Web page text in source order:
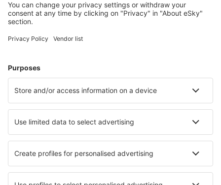
Hoteluri în Austria - Orașe populare
Hoteluri în Solden
Hoteluri în Hollersbach im Pinzgau Hoteluri în Brand
Hoteluri în Maishofen Hoteluri în Grossarl
Cele mai bune hoteluri - orașe
Hoteluri în Moreira de Conegos
Hoteluri în San Ferdinando Di Puglia